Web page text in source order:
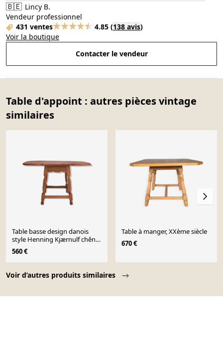
🇧🇪 Lincy B.
Vendeur professionnel
431 ventes
4.85 (138 avis)
Voir la boutique
Contacter le vendeur
Table d'appoint : autres pièces vintage
similaires
Voir d’autres produits similaires
Table basse design danois
style Henning Kjærnulf chêne
années 60
560 €
Table à manger, XXème siècle
670 €